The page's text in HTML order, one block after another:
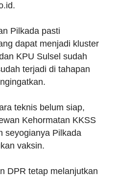
Pilkada pasti
dapat menjadi kluster
KPU Sulsel sudah
terjadi di tahapan
teknis belum siap,
Kehormatan KKSS
seyogianya Pilkada
vaksin.
DPR tetap melanjutkan